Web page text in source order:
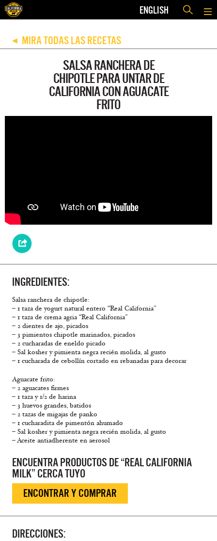
ENGLISH
◀ MIRA TODAS LAS RECETAS
SALSA RANCHERA DE
CHIPOTLE PARA UNTAR DE
CALIFORNIA CON AGUACATE
FRITO
INGREDIENTES:
Salsa ranchera de chipotle:
– 1 taza de yogurt natural entero “Real California”
– 1 taza de crema agria “Real California”
– 2 dientes de ajo, picados
– 3 pimientos chipotle marinados, picados
– 2 cucharadas de eneldo picado
– Sal kosher y pimienta negra recién molida, al gusto
– 1 cucharada de cebollín cortado en rebanadas para decorar
Aguacate frito:
– 2 aguacates firmes
– 1 taza y 1/2 de harina
– 3 huevos grandes, batidos
– 2 tazas de migajas de panko
– 1 cucharadita de pimentón ahumado
– Sal kosher y pimienta negra recién molida, al gusto
– Aceite antiadherente en aerosol
ENCUENTRA PRODUCTOS DE “REAL CALIFORNIA
MILK” CERCA TUYO
ENCONTRAR Y COMPRAR
DIRECCIONES: